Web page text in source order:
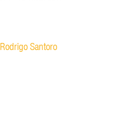
Rodrigo Santoro